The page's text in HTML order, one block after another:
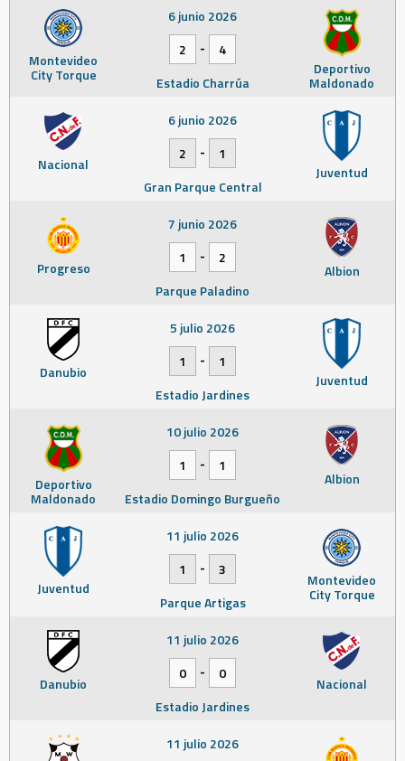
Montevideo
City Torque Deportivo
Maldonado
6 junio 2026
2
-
4
Estadio Charrúa
Nacional Juventud
6 junio 2026
2
-
1
Gran Parque Central
Progreso Albion
7 junio 2026
1
-
2
Parque Paladino
Danubio Juventud
5 julio 2026
1
-
1
Estadio Jardines
Deportivo
Maldonado
Albion
10 julio 2026
1
-
1
Estadio Domingo Burgueño
Juventud Montevideo
City Torque
11 julio 2026
1
-
3
Parque Artigas
Danubio Nacional
11 julio 2026
0
-
0
Estadio Jardines
11 julio 2026